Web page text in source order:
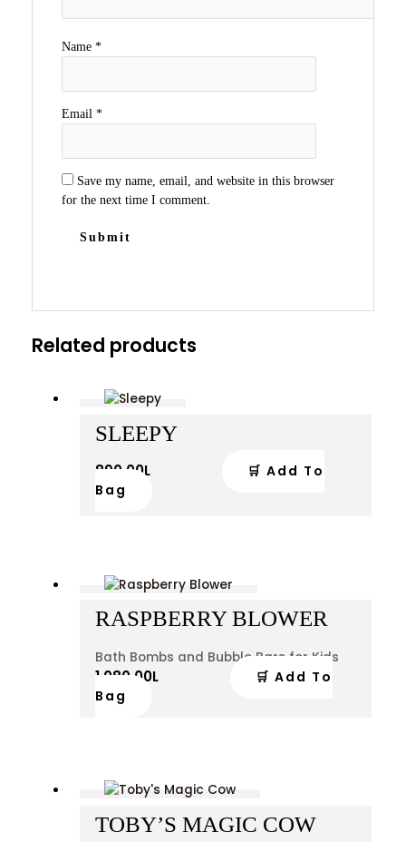
Name *
Email *
Save my name, email, and website in this browser
for the next time I comment.
Related products
SLEEPY
890.00L
🛒 Add To
Bag
RASPBERRY BLOWER
Bath Bombs and Bubble Bars for Kids
1,080.00L
🛒 Add To
Bag
TOBY’S MAGIC COW